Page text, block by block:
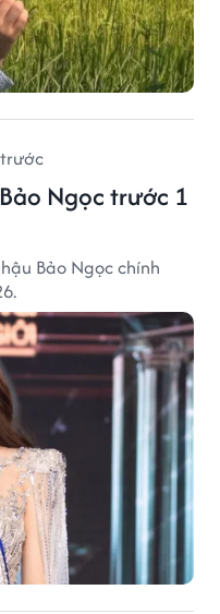
Ngọc trước 1
Bảo Ngọc chính